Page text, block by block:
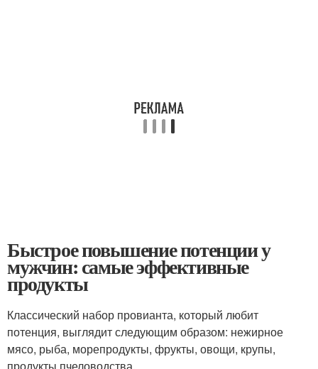
Быстрое повышение потенции у
мужчин: самые эффективные
продукты
Классический набор провианта, который любит
потенция, выглядит следующим образом: нежирное
мясо, рыба, морепродукты, фрукты, овощи, крупы,